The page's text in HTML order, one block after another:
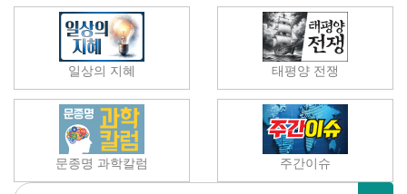
일상의 지혜 태평양 전쟁
문종명 과학칼럼 주간이슈